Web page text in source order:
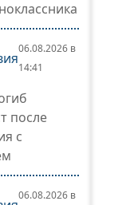
06.08.2026 в
14:41
после
с
06.08.2026 в